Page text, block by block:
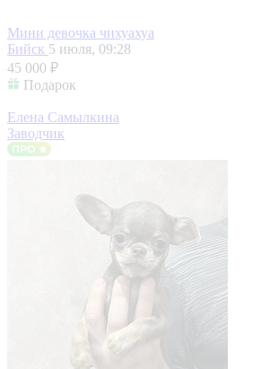
Мини девочка чихуахуа
Бийск 5 июля, 09:28
45 000 ₽
Подарок
Елена Самылкина
Заводчик